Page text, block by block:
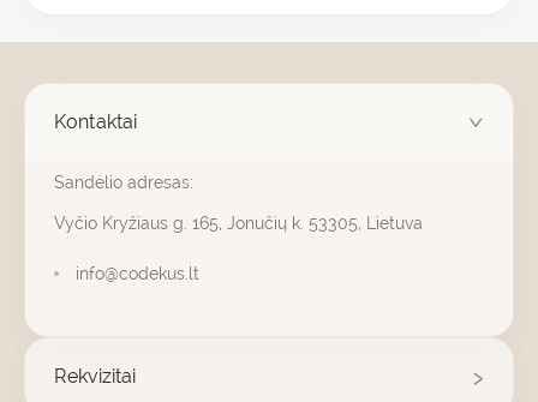
Kontaktai
Sandėlio adresas:
Vyčio Kryžiaus g. 165, Jonučių k. 53305, Lietuva
info@codekus.lt
Rekvizitai